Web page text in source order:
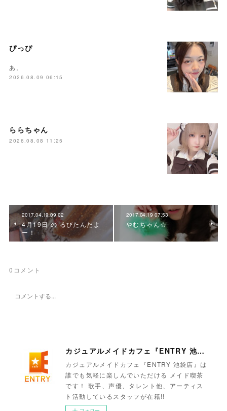
ぴっぴ
あ。
2026.08.09 06:15
ららちゃん
2026.08.08 11:25
2017.04.19 09:02
4月19日 の るびたんだよ
ー！
2017.04.19 07:53
やむちゃん☆
0 コメント
カジュアルメイドカフェ『ENTRY 池袋店』
カジュアルメイドカフェ『ENTRY 池袋店』は
誰でも気軽に楽しんでいただける メイド喫茶
です！ 歌手、声優、タレント他、アーティス
ト活動しているスタッフが在籍!!